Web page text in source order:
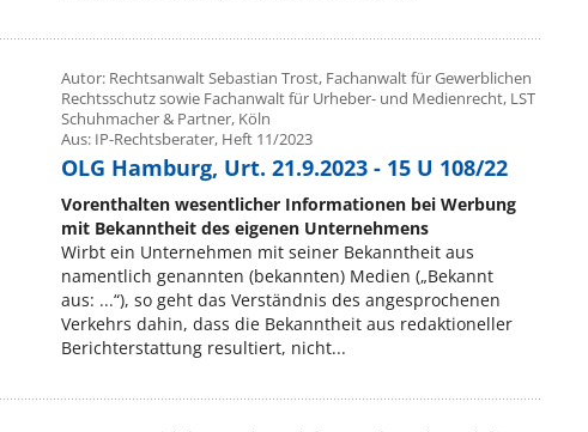
Autor: Rechtsanwalt Sebastian Trost, Fachanwalt für Gewerblichen
Rechtsschutz sowie Fachanwalt für Urheber- und Medienrecht, LST
Schuhmacher & Partner, Köln
Aus: IP-Rechtsberater, Heft 11/2023
OLG Hamburg, Urt. 21.9.2023 - 15 U 108/22
Vorenthalten wesentlicher Informationen bei Werbung
mit Bekanntheit des eigenen Unternehmens
Wirbt ein Unternehmen mit seiner Bekanntheit aus
namentlich genannten (bekannten) Medien („Bekannt
aus: ...“), so geht das Verständnis des angesprochenen
Verkehrs dahin, dass die Bekanntheit aus redaktioneller
Berichterstattung resultiert, nicht...